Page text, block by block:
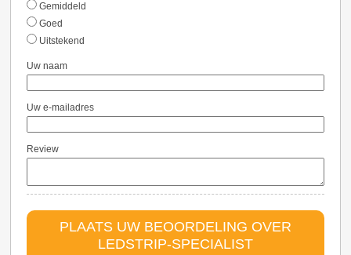
Gemiddeld
Goed
Uitstekend
Uw naam
Uw e-mailadres
Review
PLAATS UW BEOORDELING OVER
LEDSTRIP-SPECIALIST